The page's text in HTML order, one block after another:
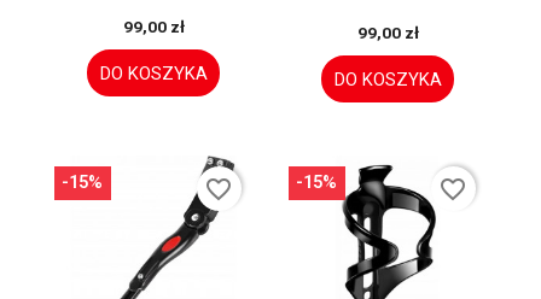
99,00 zł
DO KOSZYKA
99,00 zł
DO KOSZYKA
-15% favorite_border -15% favorite_border